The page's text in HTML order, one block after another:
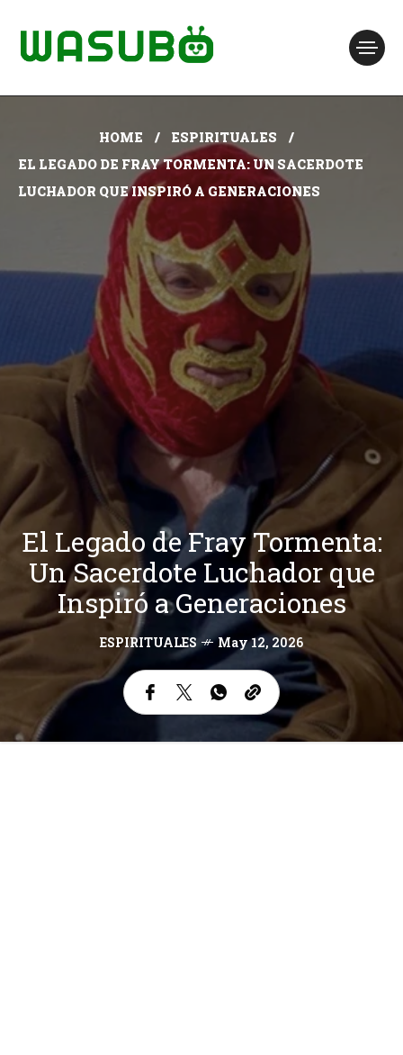
HOME
ESPIRITUALES
EL LEGADO DE FRAY TORMENTA: UN SACERDOTE
LUCHADOR QUE INSPIRÓ A GENERACIONES
El Legado de Fray Tormenta:
Un Sacerdote Luchador que
Inspiró a Generaciones
ESPIRITUALES May 12, 2026